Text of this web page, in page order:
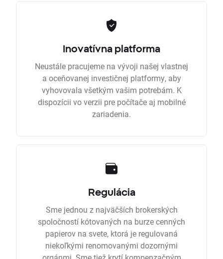
Inovatívna platforma
Neustále pracujeme na vývoji našej vlastnej
a oceňovanej investičnej platformy, aby
vyhovovala všetkým vašim potrebám. K
dispozícii vo verzii pre počítače aj mobilné
zariadenia.
Regulácia
Sme jednou z najväčších brokerských
spoločností kótovaných na burze cenných
papierov na svete, ktorá je regulovaná
niekoľkými renomovanými dozornými